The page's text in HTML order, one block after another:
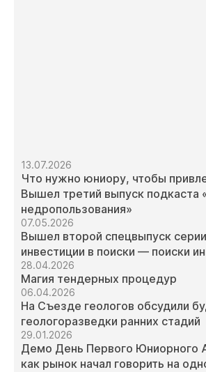
13.07.2026
Что нужно юниору, чтобы
Вышел третий выпуск подкаста
недропользования»
07.05.2026
Вышел второй спецвыпуск
инвестиции в поиски — поиски
28.04.2026
Магия тендерных процедур
06.04.2026
На Съезде геологов обсудили
геологоразведки ранних стадий
29.01.2026
Демо День Первого Юниорного
как рынок начал говорить на